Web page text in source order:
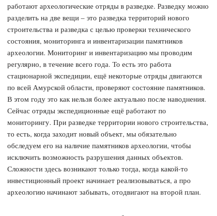
работают археологические отряды в разведке. Разведку можно
разделить на две вещи – это разведка территорий нового
строительства и разведка с целью проверки технического
состояния, мониторинга и инвентаризации памятников
археологии. Мониторинг и инвентаризацию мы проводим
регулярно, в течение всего года. То есть это работа
стационарной экспедиции, ещё некоторые отряды двигаются
по всей Амурской области, проверяют состояние памятников.
В этом году это как нельзя более актуально после наводнения.
Сейчас отряды экспедиционные ещё работают по
мониторингу. При разведке территории нового строительства,
то есть, когда заходит новый объект, мы обязательно
обследуем его на наличие памятников археологии, чтобы
исключить возможность разрушения данных объектов.
Сложности здесь возникают только тогда, когда какой-то
инвестиционный проект начинает реализовываться, а про
археологию начинают забывать, отодвигают на второй план.